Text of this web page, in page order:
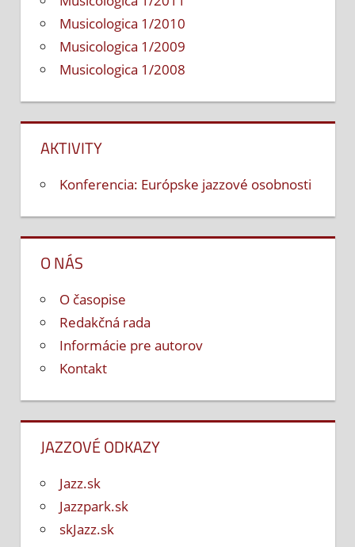
Musicologica 1/2010
Musicologica 1/2009
Musicologica 1/2008
AKTIVITY
Konferencia: Európske jazzové osobnosti
O NÁS
O časopise
Redakčná rada
Informácie pre autorov
Kontakt
JAZZOVÉ ODKAZY
Jazz.sk
Jazzpark.sk
skJazz.sk